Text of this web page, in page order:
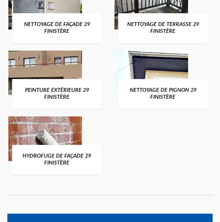
NETTOYAGE DE FAÇADE 29
FINISTÈRE
NETTOYAGE DE TERRASSE 29
FINISTÈRE
PEINTURE EXTÉRIEURE 29
FINISTÈRE
NETTOYAGE DE PIGNON 29
FINISTÈRE
HYDROFUGE DE FAÇADE 29
FINISTÈRE